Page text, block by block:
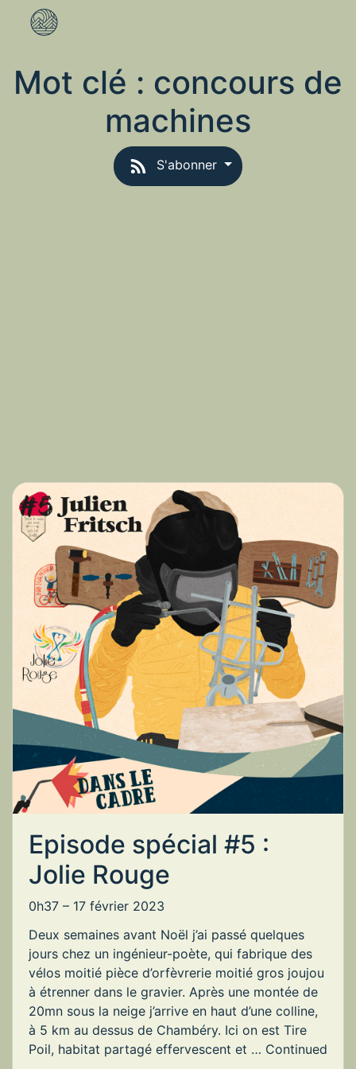
Mot clé : concours de
machines
S'abonner
Episode spécial #5 :
Jolie Rouge
0h37 – 17 février 2023
Deux semaines avant Noël j’ai passé quelques
jours chez un ingénieur-poète, qui fabrique des
vélos moitié pièce d’orfèvrerie moitié gros joujou
à étrenner dans le gravier. Après une montée de
20mn sous la neige j’arrive en haut d’une colline,
à 5 km au dessus de Chambéry. Ici on est Tire
Poil, habitat partagé effervescent et … Continued